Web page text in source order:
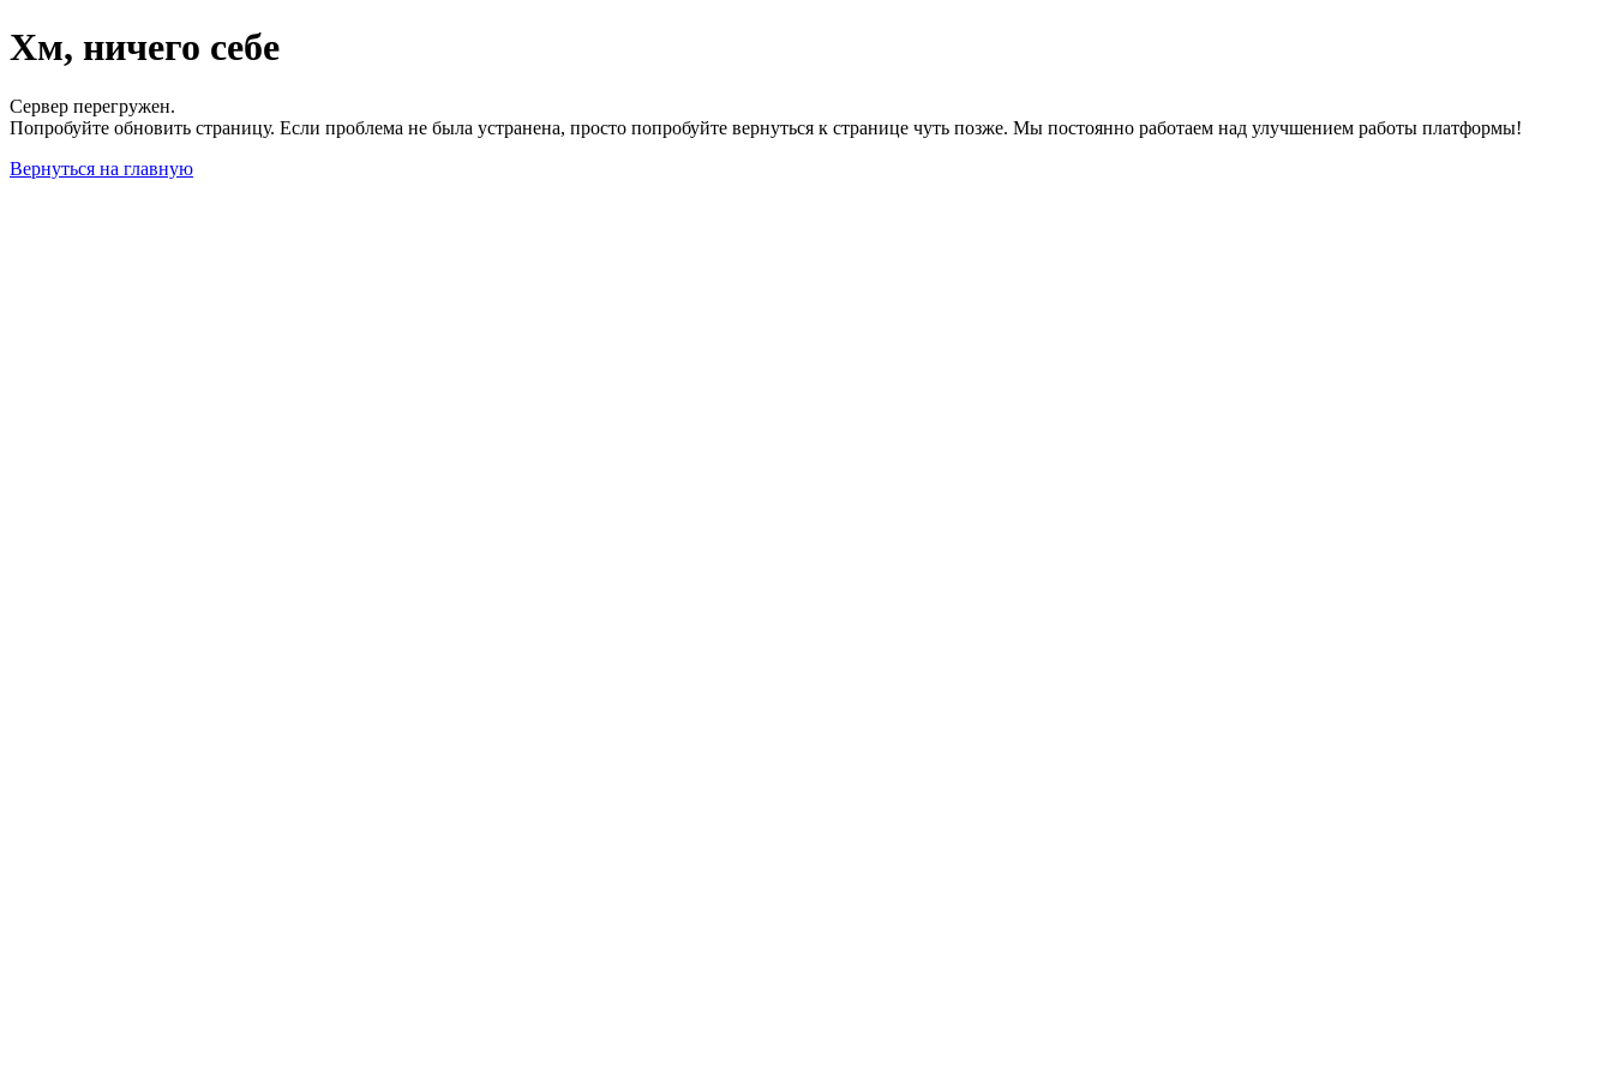
Хм, ничего себе
Сервер перегружен.
Попробуйте обновить страницу. Если проблема не была устранена, просто попробуйте вернуться к странице чуть позже. Мы постоянно работаем над улучшением работы платформы!
Вернуться на главную